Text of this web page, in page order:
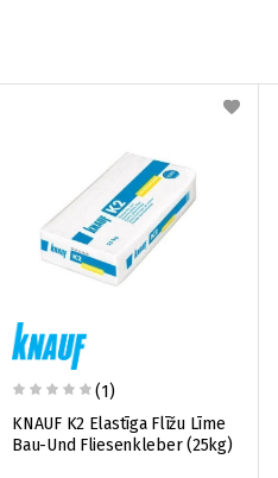
(1)
KNAUF K2 Elastīga Flīžu Līme
Bau-Und Fliesenkleber (25kg)